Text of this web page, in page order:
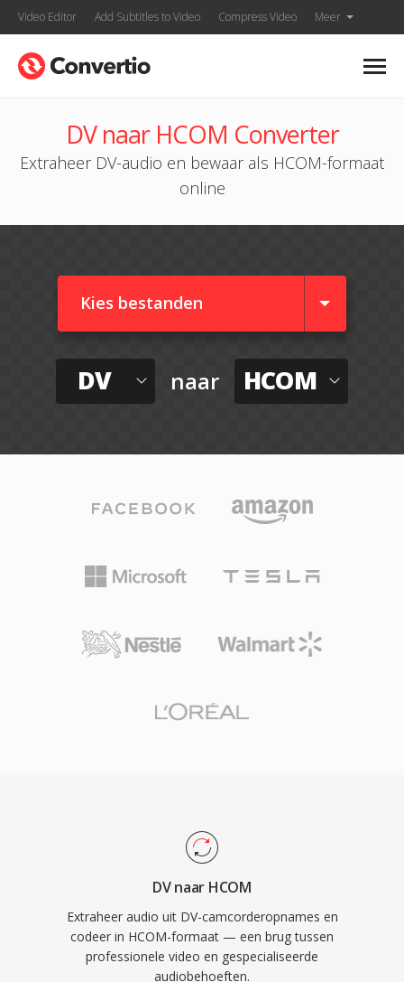
Video Editor Add Subtitles to Video Compress Video Meer
DV naar HCOM Converter
Extraheer DV-audio en bewaar als HCOM-formaat
online
Kies bestanden
DV naar HCOM
DV naar HCOM
Extraheer audio uit DV-camcorderopnames en
codeer in HCOM-formaat — een brug tussen
professionele video en gespecialiseerde
audiobehoeften.